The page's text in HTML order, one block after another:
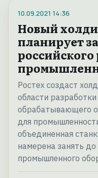
10.09.2021 14:36
Новый
планирует
Ростех создаст
области
обрабатывающего
для
объединенная
намерена занять
промышленного